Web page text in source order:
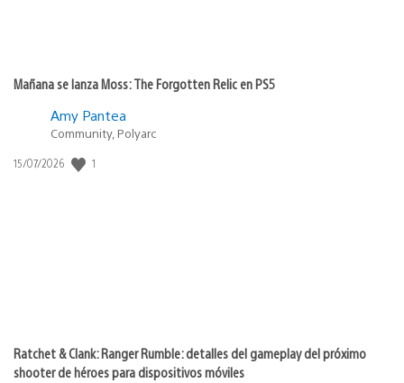
Mañana se lanza Moss: The Forgotten Relic en PS5
Amy Pantea
Community, Polyarc
Fecha
15/07/2026 1
Ratchet & Clank: Ranger Rumble: detalles del gameplay del próximo
shooter de héroes para dispositivos móviles